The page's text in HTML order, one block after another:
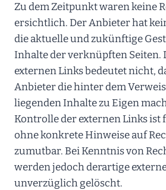
Zu dem Zeitpunkt waren keine
ersichtlich. Der Anbieter hat
die aktuelle und zukünftige
Inhalte der verknüpften Seiten.
externen Links bedeutet nicht,
Anbieter die hinter dem
liegenden Inhalte zu Eigen
Kontrolle der externen Links ist
ohne konkrete Hinweise auf
zumutbar. Bei Kenntnis von
werden jedoch derartige
unverzüglich gelöscht.